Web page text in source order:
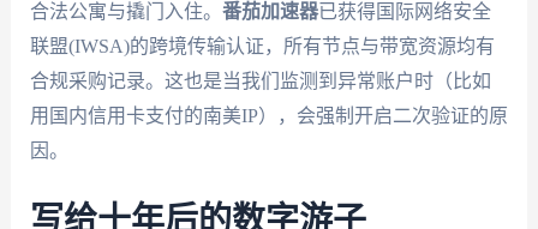
合法公寓与撬门入住。 番茄加速器已获得国际网络安全
联盟(IWSA)的跨境传输认证，所有节点与带宽资源均有
合规采购记录。这也是当我们监测到异常账户时（比如
用国内信用卡支付的南美IP），会强制开启二次验证的原
因。
写给十年后的数字游子